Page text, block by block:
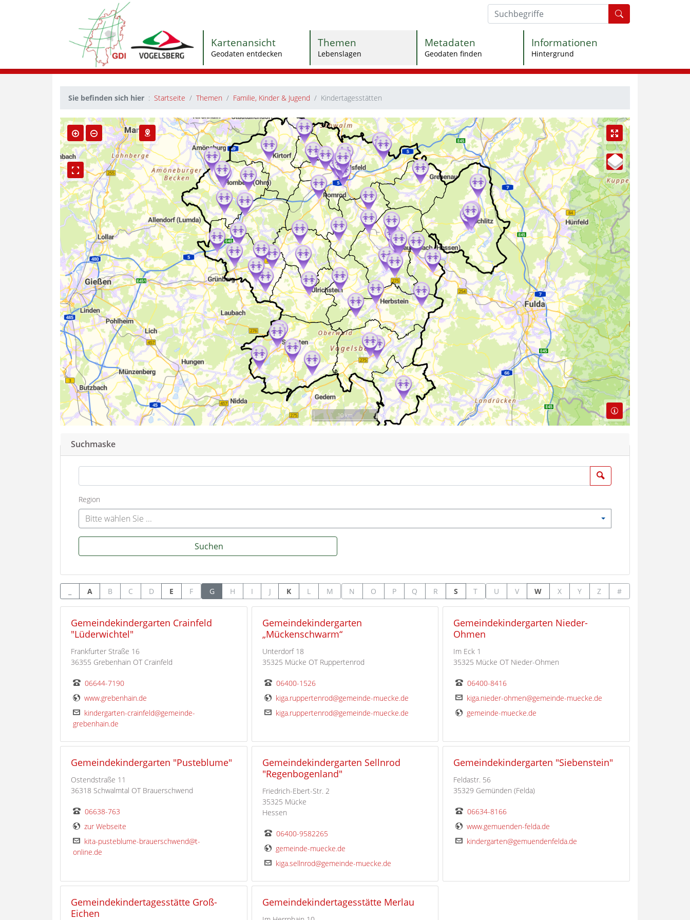
Kartenansicht
Geodaten entdecken
Themen
Lebenslagen
Metadaten
Geodaten finden
Informationen
Hintergrund
Sie befinden sich hier Startseite Themen Familie, Kinder & Jugend Kindertagesstätten
10 km
Suchmaske
Region
Bitte wählen Sie ...
Suchen
A B C D E F G H I J K L M N O P Q R S T U V W X Y Z #
Gemeindekindergarten Crainfeld
"Lüderwichtel"
Frankfurter Straße 16
36355 Grebenhain OT Crainfeld
06644-7190
www.grebenhain.de
kindergarten-crainfeld@gemeinde-
grebenhain.de
Gemeindekindergarten
„Mückenschwarm“
Unterdorf 18
35325 Mücke OT Ruppertenrod
06400-1526
kiga.ruppertenrod@gemeinde-muecke.de
kiga.ruppertenrod@gemeinde-muecke.de
Gemeindekindergarten Nieder-
Ohmen
Im Eck 1
35325 Mücke OT Nieder-Ohmen
06400-8416
kiga.nieder-ohmen@gemeinde-muecke.de
gemeinde-muecke.de
Gemeindekindergarten "Pusteblume"
Ostendstraße 11
36318 Schwalmtal OT Brauerschwend
06638-763
zur Webseite
kita-pusteblume-brauerschwend@t-
online.de
Gemeindekindergarten Sellnrod
"Regenbogenland"
Friedrich-Ebert-Str. 2
35325 Mücke
Hessen
06400-9582265
gemeinde-muecke.de
kiga.sellnrod@gemeinde-muecke.de
Gemeindekindergarten "Siebenstein"
Feldastr. 56
35329 Gemünden (Felda)
06634-8166
www.gemuenden-felda.de
kindergarten@gemuendenfelda.de
Gemeindekindertagesstätte Groß-
Eichen
Gemeindekindertagesstätte Merlau